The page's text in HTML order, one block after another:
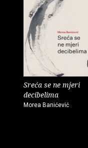
Sreća se ne mjeri
decibelima
Morea Banićević